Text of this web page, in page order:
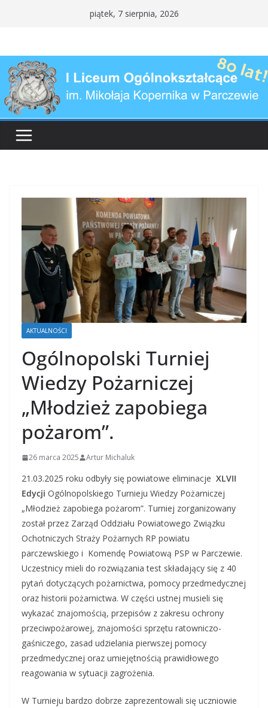
piątek, 7 sierpnia, 2026
AKTUALNOŚCI
Ogólnopolski Turniej
Wiedzy Pożarniczej
„Młodzież zapobiega
pożarom”.
26 marca 2025 Artur Michaluk
21.03.2025 roku odbyły się powiatowe eliminacje XLVII
Edycji Ogólnopolskiego Turnieju Wiedzy Pożarniczej
„Młodzież zapobiega pożarom”. Turniej zorganizowany
został przez Zarząd Oddziału Powiatowego Związku
Ochotniczych Straży Pożarnych RP powiatu
parczewskiego i Komendę Powiatową PSP w Parczewie.
Uczestnicy mieli do rozwiązania test składający się z 40
pytań dotyczących pożarnictwa, pomocy przedmedycznej
oraz historii pożarnictwa. W części ustnej musieli się
wykazać znajomością, przepisów z zakresu ochrony
przeciwpożarowej, znajomości sprzętu ratowniczo-
gaśniczego, zasad udzielania pierwszej pomocy
przedmedycznej oraz umiejętnością prawidłowego
reagowania w sytuacji zagrożenia.
W Turnieju bardzo dobrze zaprezentowali się uczniowie